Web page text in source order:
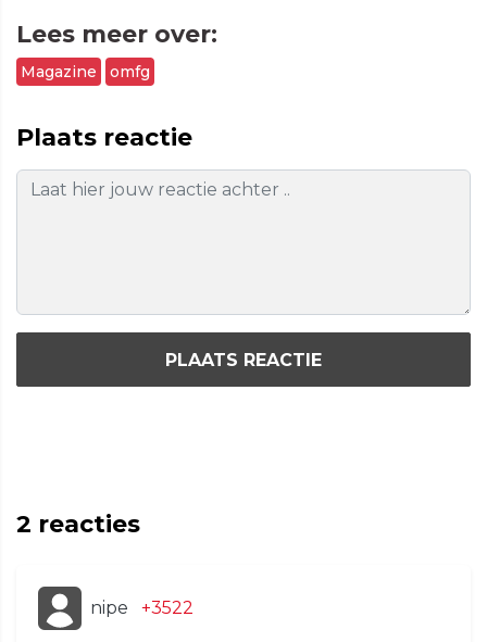
Lees meer over:
Magazine omfg
Plaats reactie
PLAATS REACTIE
2 reacties
nipe +3522